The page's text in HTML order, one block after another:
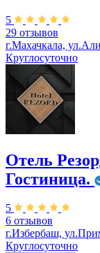
5
29 отзывов
г.Махачкала,
Круглосуточно
Отель
Гостиница.
5
6 отзывов
г.Избербаш,
Круглосуточно